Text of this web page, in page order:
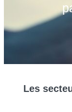
Les